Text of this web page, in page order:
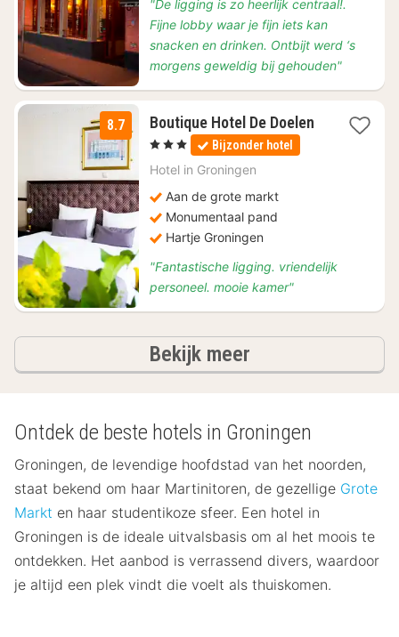
"De ligging is zo heerlijk centraal!.
Fijne lobby waar je fijn iets kan
snacken en drinken. Ontbijt werd ‘s
morgens geweldig bij gehouden"
8.7
Boutique Hotel De Doelen
1
nacht
vanaf
109
, 3 Sterren Bijzonder hotel
Hotel in Groningen
Aan de grote markt
Monumentaal pand
Hartje Groningen
"Fantastische ligging. vriendelijk
personeel. mooie kamer"
Bekijk meerhotels
Ontdek de beste hotels in Groningen
Groningen, de levendige hoofdstad van het noorden,
staat bekend om haar Martinitoren, de gezellige Grote
Markt en haar studentikoze sfeer. Een hotel in
Groningen is de ideale uitvalsbasis om al het moois te
ontdekken. Het aanbod is verrassend divers, waardoor
je altijd een plek vindt die voelt als thuiskomen.